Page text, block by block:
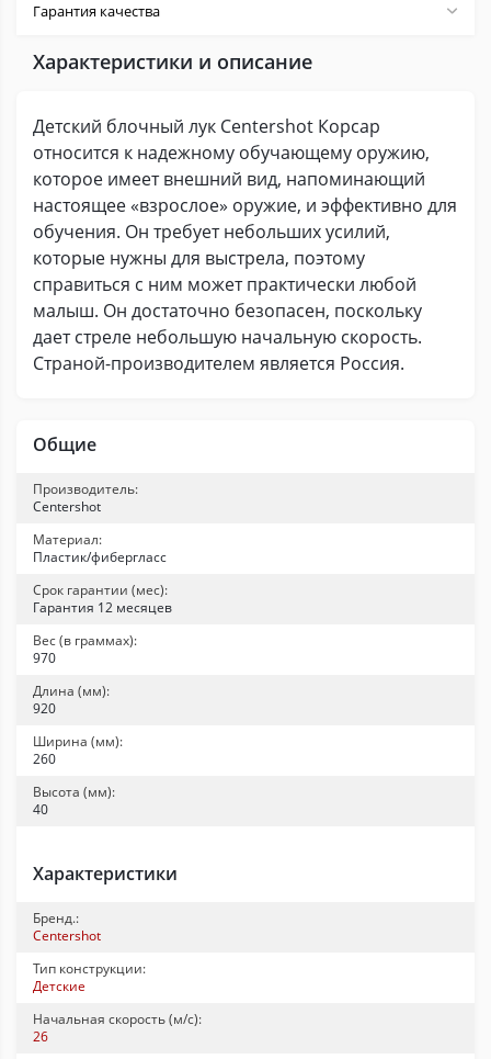
Гарантия качества
Характеристики и описание
Детский блочный лук Centershot Корсар
относится к надежному обучающему оружию,
которое имеет внешний вид, напоминающий
настоящее «взрослое» оружие, и эффективно для
обучения. Он требует небольших усилий,
которые нужны для выстрела, поэтому
справиться с ним может практически любой
малыш. Он достаточно безопасен, поскольку
дает стреле небольшую начальную скорость.
Страной-производителем является Россия.
Общие
Производитель:
Centershot
Материал:
Пластик/фибергласс
Срок гарантии (мес):
Гарантия 12 месяцев
Вес (в граммах):
970
Длина (мм):
920
Ширина (мм):
260
Высота (мм):
40
Характеристики
Бренд.:
Centershot
Тип конструкции:
Детские
Начальная скорость (м/с):
26